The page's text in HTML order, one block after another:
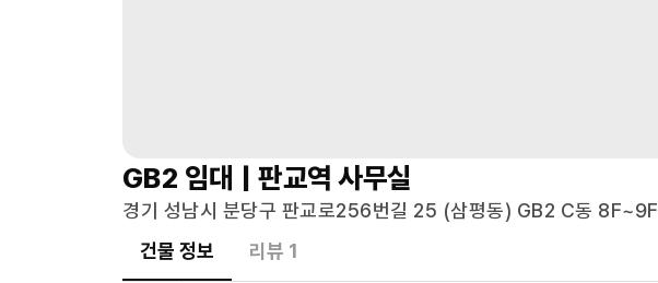
GB2 임대 | 판교역 사무실
경기 성남시 분당구 판교로256번길 25 (삼평동) GB2 C동 8F~9F
건물 정보
리뷰 1